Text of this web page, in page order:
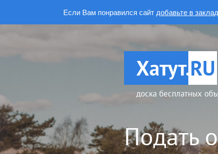
Если Вам понравился сайт добавьте в
Хатут.RU
доска бесплатных
Подать